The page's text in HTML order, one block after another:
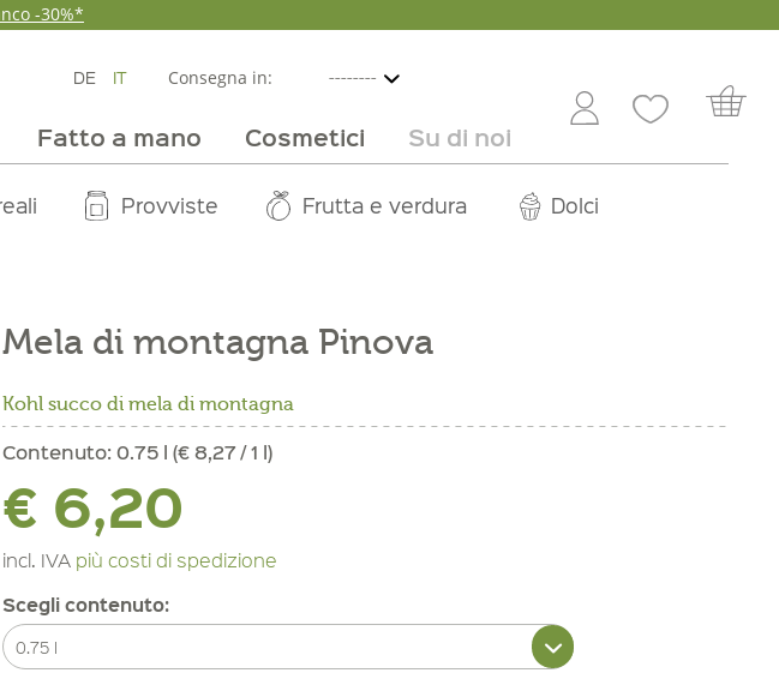
-30%*
DE IT Consegna in:
Fatto a mano Cosmetici Su di noi
Mondo delle albicocche
Provviste Frutta e verdura Dolci
Selezioni vino Vini in offerta
Pur Exclusive Online Rivenditori Service Carriera
Mela di montagna Pinova
Kohl succo di mela di montagna
Contenuto:0.75 l (€ 8,27 / 1 l)
€ 6,20
incl. IVA più costi di spedizione
Scegli contenuto: